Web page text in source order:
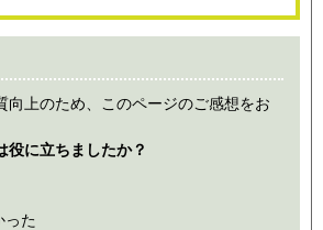
向上のため、このページのご感想をお
役に立ちましたか？
った